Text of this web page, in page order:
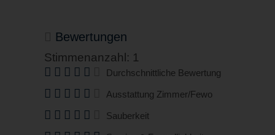
Bewertungen
Stimmenanzahl: 1
Durchschnittliche Bewertung
Ausstattung Zimmer/Fewo
Sauberkeit